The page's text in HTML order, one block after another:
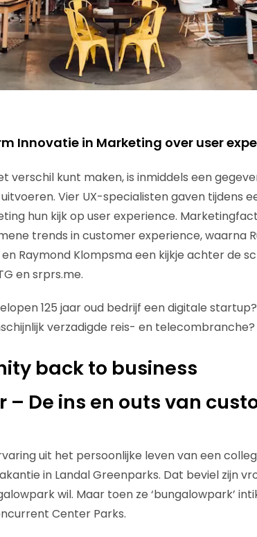
Innovatie in Marketing over user
verschil kunt maken, is inmiddels een
Vier UX-specialisten gaven tijdens
hun kijk op user experience.
trends in customer experience, waarna
Raymond Klompsma een kijkje achter de
en srprs.me.
125 jaar oud bedrijf een digitale
verzadigde reis- en telecombranche?
back to business
– De ins en outs van
uit het persoonlijke leven van een
in Landal Greenparks. Dat beviel zijn
wil. Maar toen ze ‘bungalowpark’
Center Parks.